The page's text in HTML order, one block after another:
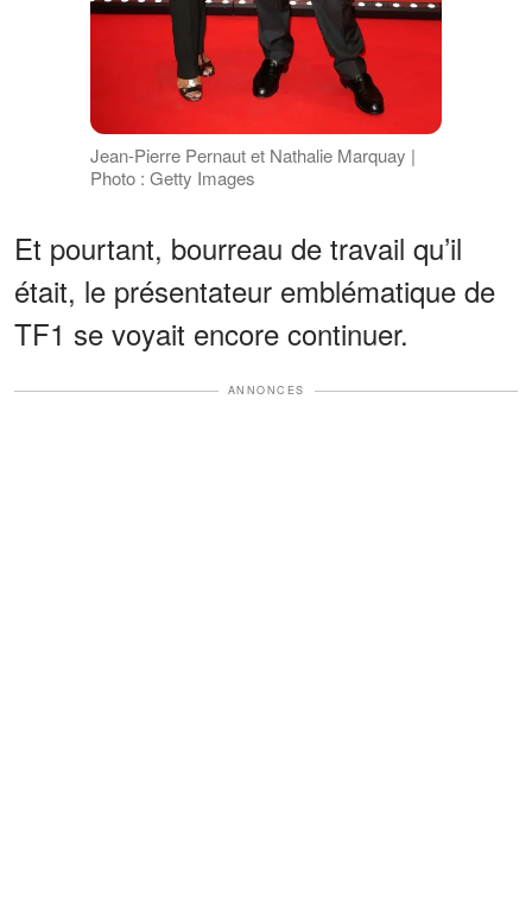
Jean-Pierre Pernaut et Nathalie Marquay |
Photo : Getty Images
Et pourtant, bourreau de travail qu’il
était, le présentateur emblématique de
TF1 se voyait encore continuer.
ANNONCES